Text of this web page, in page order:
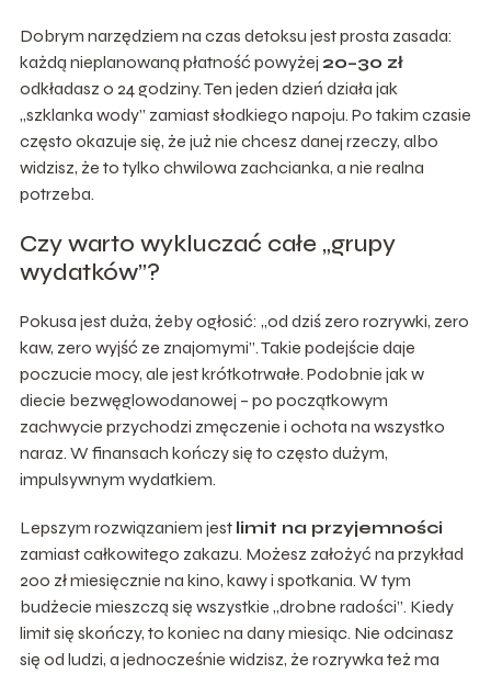
Dobrym narzędziem na czas detoksu jest prosta zasada:
każdą nieplanowaną płatność powyżej 20–30 zł
odkładasz o 24 godziny. Ten jeden dzień działa jak
„szklanka wody” zamiast słodkiego napoju. Po takim czasie
często okazuje się, że już nie chcesz danej rzeczy, albo
widzisz, że to tylko chwilowa zachcianka, a nie realna
potrzeba.
Czy warto wykluczać całe „grupy
wydatków”?
Pokusa jest duża, żeby ogłosić: „od dziś zero rozrywki, zero
kaw, zero wyjść ze znajomymi”. Takie podejście daje
poczucie mocy, ale jest krótkotrwałe. Podobnie jak w
diecie bezwęglowodanowej – po początkowym
zachwycie przychodzi zmęczenie i ochota na wszystko
naraz. W finansach kończy się to często dużym,
impulsywnym wydatkiem.
Lepszym rozwiązaniem jest limit na przyjemności
zamiast całkowitego zakazu. Możesz założyć na przykład
200 zł miesięcznie na kino, kawy i spotkania. W tym
budżecie mieszczą się wszystkie „drobne radości”. Kiedy
limit się skończy, to koniec na dany miesiąc. Nie odcinasz
się od ludzi, a jednocześnie widzisz, że rozrywka też ma